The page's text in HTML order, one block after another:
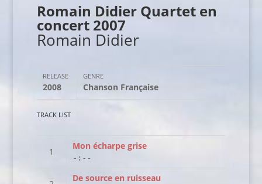
Romain Didier Quartet en
concert 2007
Romain Didier
RELEASE
2008
GENRE
Chanson Française
TRACK LIST
Mon écharpe grise
-:--
De source en ruisseau